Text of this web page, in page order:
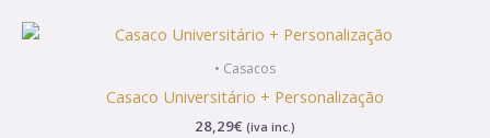
• Casacos
Casaco Universitário + Personalização
28,29€ (iva inc.)
This
multiple